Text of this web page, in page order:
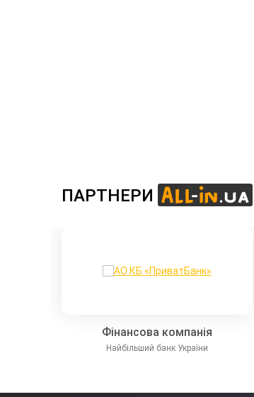
ПАРТНЕРИ
Фінансова компанія
Найбільший банк України